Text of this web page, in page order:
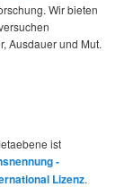
Wir bieten
Ausdauer und Mut.
ist
-
Lizenz.